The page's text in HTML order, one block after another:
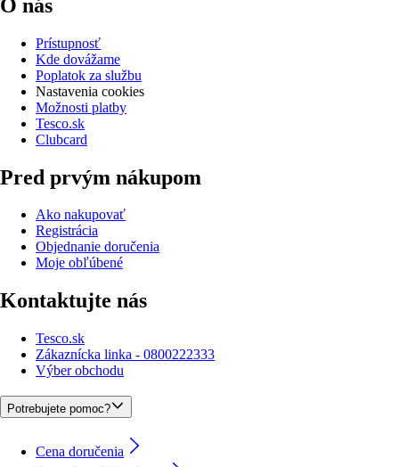
O nás
Prístupnosť
Kde dovážame
Poplatok za službu
Nastavenia cookies
Možnosti platby
Tesco.sk
Clubcard
Pred prvým nákupom
Ako nakupovať
Registrácia
Objednanie doručenia
Moje obľúbené
Kontaktujte nás
Tesco.sk
Zákaznícka linka - 0800222333
Výber obchodu
Potrebujete pomoc?
Cena doručenia